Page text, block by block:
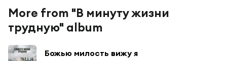
More from "В минуту жизни
трудную" album
Божью милость вижу я